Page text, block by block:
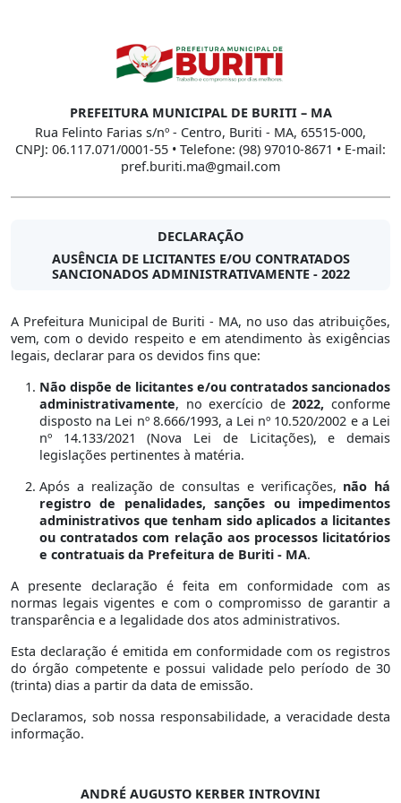
PREFEITURA MUNICIPAL DE BURITI – MA
Rua Felinto Farias s/nº - Centro, Buriti - MA, 65515-000,
CNPJ: 06.117.071/0001-55 • Telefone: (98) 97010-8671 • E-mail:
pref.buriti.ma@gmail.com
DECLARAÇÃO
AUSÊNCIA DE LICITANTES E/OU CONTRATADOS
SANCIONADOS ADMINISTRATIVAMENTE - 2022
A Prefeitura Municipal de Buriti - MA, no uso das atribuições,
vem, com o devido respeito e em atendimento às exigências
legais, declarar para os devidos fins que:
Não dispõe de licitantes e/ou contratados sancionados
administrativamente, no exercício de2022, conforme
disposto na Lei nº 8.666/1993, a Lei nº 10.520/2002 e a Lei
nº 14.133/2021 (Nova Lei de Licitações), e demais
legislações pertinentes à matéria.
Após a realização de consultas e verificações, não há
registro de penalidades, sanções ou impedimentos
administrativos que tenham sido aplicados a licitantes
ou contratados com relação aos processos licitatórios
e contratuais da Prefeitura de Buriti - MA.
A presente declaração é feita em conformidade com as
normas legais vigentes e com o compromisso de garantir a
transparência e a legalidade dos atos administrativos.
Esta declaração é emitida em conformidade com os registros
do órgão competente e possui validade pelo período de 30
(trinta) dias a partir da data de emissão.
Declaramos, sob nossa responsabilidade, a veracidade desta
informação.
ANDRÉ AUGUSTO KERBER INTROVINI